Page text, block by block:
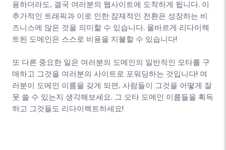
용하더라도, 결국 여러분의 웹사이트에 도착하게 됩니다. 이
추가적인 트래픽과 이로 인한 잠재적인 전환은 성장하는 비
즈니스에 많은 것을 의미할 수 있습니다. 올바르게 리다이렉
트된 도메인은 스스로 비용을 지불할 수 있습니다!
또 다른 중요한 일은 여러분의 도메인의 일반적인 오타를 구
매하고 그것을 여러분의 사이트로 포워딩하는 것입니다! 여
러분이 도메인 이름을 갖게 되면, 사람들이 그것을 어떻게 잘
못 쓸 수 있는지 생각해보세요. 그 오타 도메인 이름들을 획득
하고 그것들도 리다이렉트하세요!